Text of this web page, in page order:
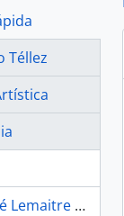
Téllez
a Téllez.